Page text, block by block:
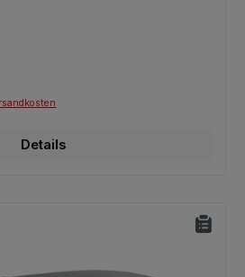
Details